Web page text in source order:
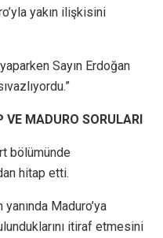
yakın ilişkisini
Sayın Erdoğan
VE MADURO SORULARI
bölümünde
hitap etti.
yanında Maduro’ya
itiraf etmesini